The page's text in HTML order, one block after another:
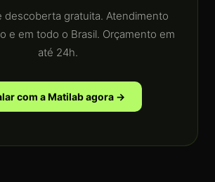
descoberta gratuita. Atendimento
e em todo o Brasil. Orçamento em
até 24h.
com a Matilab agora →